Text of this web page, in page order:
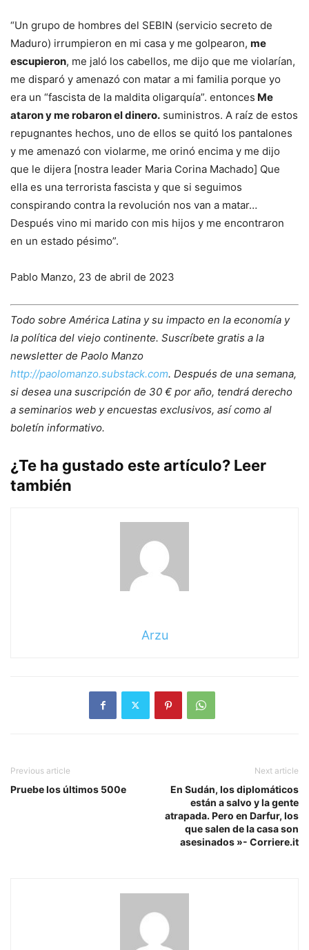
“Un grupo de hombres del SEBIN (servicio secreto de
Maduro) irrumpieron en mi casa y me golpearon, me
escupieron, me jaló los cabellos, me dijo que me violarían,
me disparó y amenazó con matar a mi familia porque yo
era un “fascista de la maldita oligarquía”. entonces Me
ataron y me robaron el dinero. suministros. A raíz de estos
repugnantes hechos, uno de ellos se quitó los pantalones
y me amenazó con violarme, me orinó encima y me dijo
que le dijera [nostra leader Maria Corina Machado] Que
ella es una terrorista fascista y que si seguimos
conspirando contra la revolución nos van a matar…
Después vino mi marido con mis hijos y me encontraron
en un estado pésimo”.
Pablo Manzo, 23 de abril de 2023
Todo sobre América Latina y su impacto en la economía y
la política del viejo continente. Suscríbete gratis a la
newsletter de Paolo Manzo
http://paolomanzo.substack.com. Después de una semana,
si desea una suscripción de 30 € por año, tendrá derecho
a seminarios web y encuestas exclusivos, así como al
boletín informativo.
¿Te ha gustado este artículo? Leer
también
Arzu
Previous article
Pruebe los últimos 500e
Next article
En Sudán, los diplomáticos
están a salvo y la gente
atrapada. Pero en Darfur, los
que salen de la casa son
asesinados »- Corriere.it